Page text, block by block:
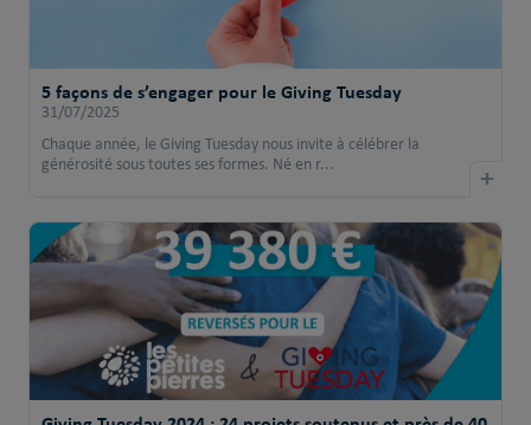
5 façons de s’engager pour le Giving Tuesday
31/07/2025
Chaque année, le Giving Tuesday nous invite à célébrer la
générosité sous toutes ses formes. Né en r...
+